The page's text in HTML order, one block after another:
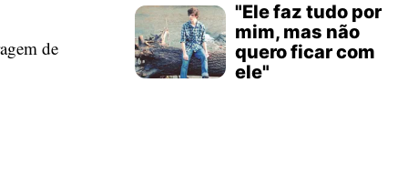
de
"Ele faz tudo por
mim, mas não
quero ficar com
ele"